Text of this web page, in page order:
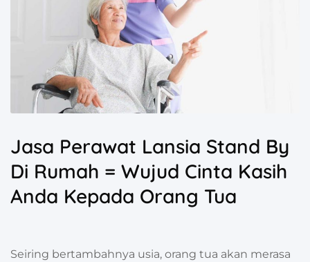
Jasa Perawat Lansia Stand By
Di Rumah = Wujud Cinta Kasih
Anda Kepada Orang Tua
Seiring bertambahnya usia, orang tua akan merasa